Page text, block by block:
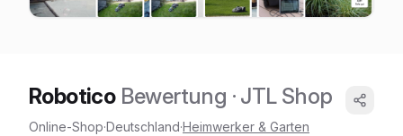
RoboticoBewertung · JTL Shop
Online-Shop·Deutschland·Heimwerker & Garten